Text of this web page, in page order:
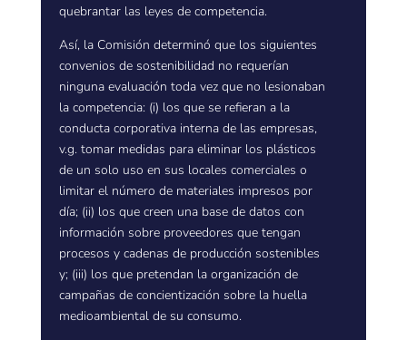
quebrantar las leyes de competencia.
Así, la Comisión determinó que los siguientes
convenios de sostenibilidad no requerían
ninguna evaluación toda vez que no lesionaban
la competencia: (i) los que se refieran a la
conducta corporativa interna de las empresas,
v.g. tomar medidas para eliminar los plásticos
de un solo uso en sus locales comerciales o
limitar el número de materiales impresos por
día; (ii) los que creen una base de datos con
información sobre proveedores que tengan
procesos y cadenas de producción sostenibles
y; (iii) los que pretendan la organización de
campañas de concientización sobre la huella
medioambiental de su consumo.